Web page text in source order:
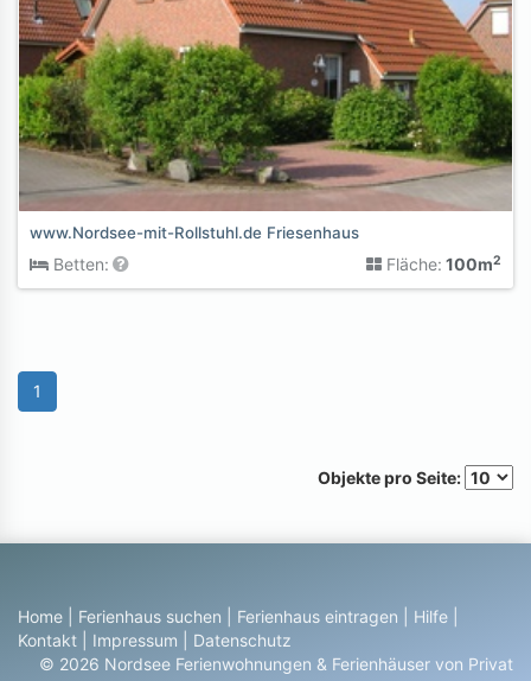
www.Nordsee-mit-Rollstuhl.de Friesenhaus
Betten: Fläche: 100m2
1
Objekte pro Seite:
Home Ferienhaus suchen Ferienhaus eintragen Hilfe
Kontakt
Impressum
Datenschutz
© 2026 Nordsee Ferienwohnungen & Ferienhäuser von Privat